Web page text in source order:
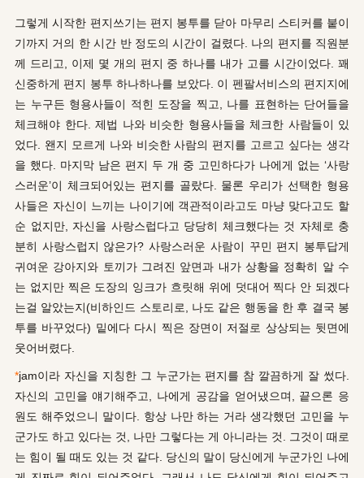
그렇게 시작한 편지쓰기는 편지 봉투를 닫아 마무리 스티커를 붙이
기까지 거의 한 시간 반 정도의 시간이 걸렸다. 나의 편지를 직원분
께 드리고, 이제 몇 개의 편지 중 하나를 내가 고를 시간이었다. 꽤
신중하게 편지 봉투 하나하나를 보았다. 이 펜팔서비스의 편지지에
는 누구든 형용사들이 적힌 도장을 찍고, 나를 표현하는 단어들을
체크해야 한다. 제법 나와 비슷한 형용사들을 체크한 사람들이 있
었다. 왠지 모르게 나와 비슷한 사람의 편지를 고르고 싶다는 생각
을 했다. 마지막 남은 편지 두 개 중 고민하다가 나에게 없는 ‘사랑
스러운’이 체크되어있는 편지를 골랐다. 물론 우리가 선택한 형용
사들은 자신이 느끼는 나이기에 객관적이라고도 마냥 맞다고도 할
순 없지만, 자신을 사랑스럽다고 당당히 체크했다는 것 자체로 충
분히 사랑스럽지 않은가? 사랑스러운 사람이 꾸민 편지 봉투답게
귀여운 강아지와 토끼가 그려진 앞면과 내가 상황을 정확히 알 수
는 없지만 찍은 도장의 잉크가 흐릿해 위에 덧대어 찍다 안 되겠다
는걸 알았는지(비하인드 스토리로, 나도 같은 행동을 한 후 결국 봉
투를 바꾸었다) 밑에다 다시 찍은 장면이 저절로 상상되는 뒷면에
웃어버렸다.
*jam이라 자신을 지칭한 그 누군가는 편지를 참 깔끔하게 잘 썼다.
자신의 고민을 얘기해주고, 나에게 공감을 얻어냈으며, 끝으론 응
원도 해주었으니 말이다. 항상 나만 하는 거라 생각했던 고민을 누
군가도 하고 있다는 것, 나만 그렇다는 게 아니라는 것. 그것이 때로
는 힘이 될 때도 있는 것 같다. 당신의 말이 당신에게 누군가인 나에